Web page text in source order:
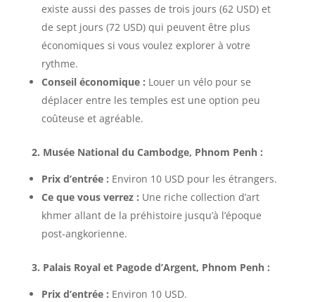
existe aussi des passes de trois jours (62 USD) et
de sept jours (72 USD) qui peuvent être plus
économiques si vous voulez explorer à votre
rythme.
Conseil économique : Louer un vélo pour se
déplacer entre les temples est une option peu
coûteuse et agréable.
2. Musée National du Cambodge, Phnom Penh :
Prix d’entrée : Environ 10 USD pour les étrangers.
Ce que vous verrez : Une riche collection d’art
khmer allant de la préhistoire jusqu’à l’époque
post-angkorienne.
3. Palais Royal et Pagode d’Argent, Phnom Penh :
Prix d’entrée : Environ 10 USD.